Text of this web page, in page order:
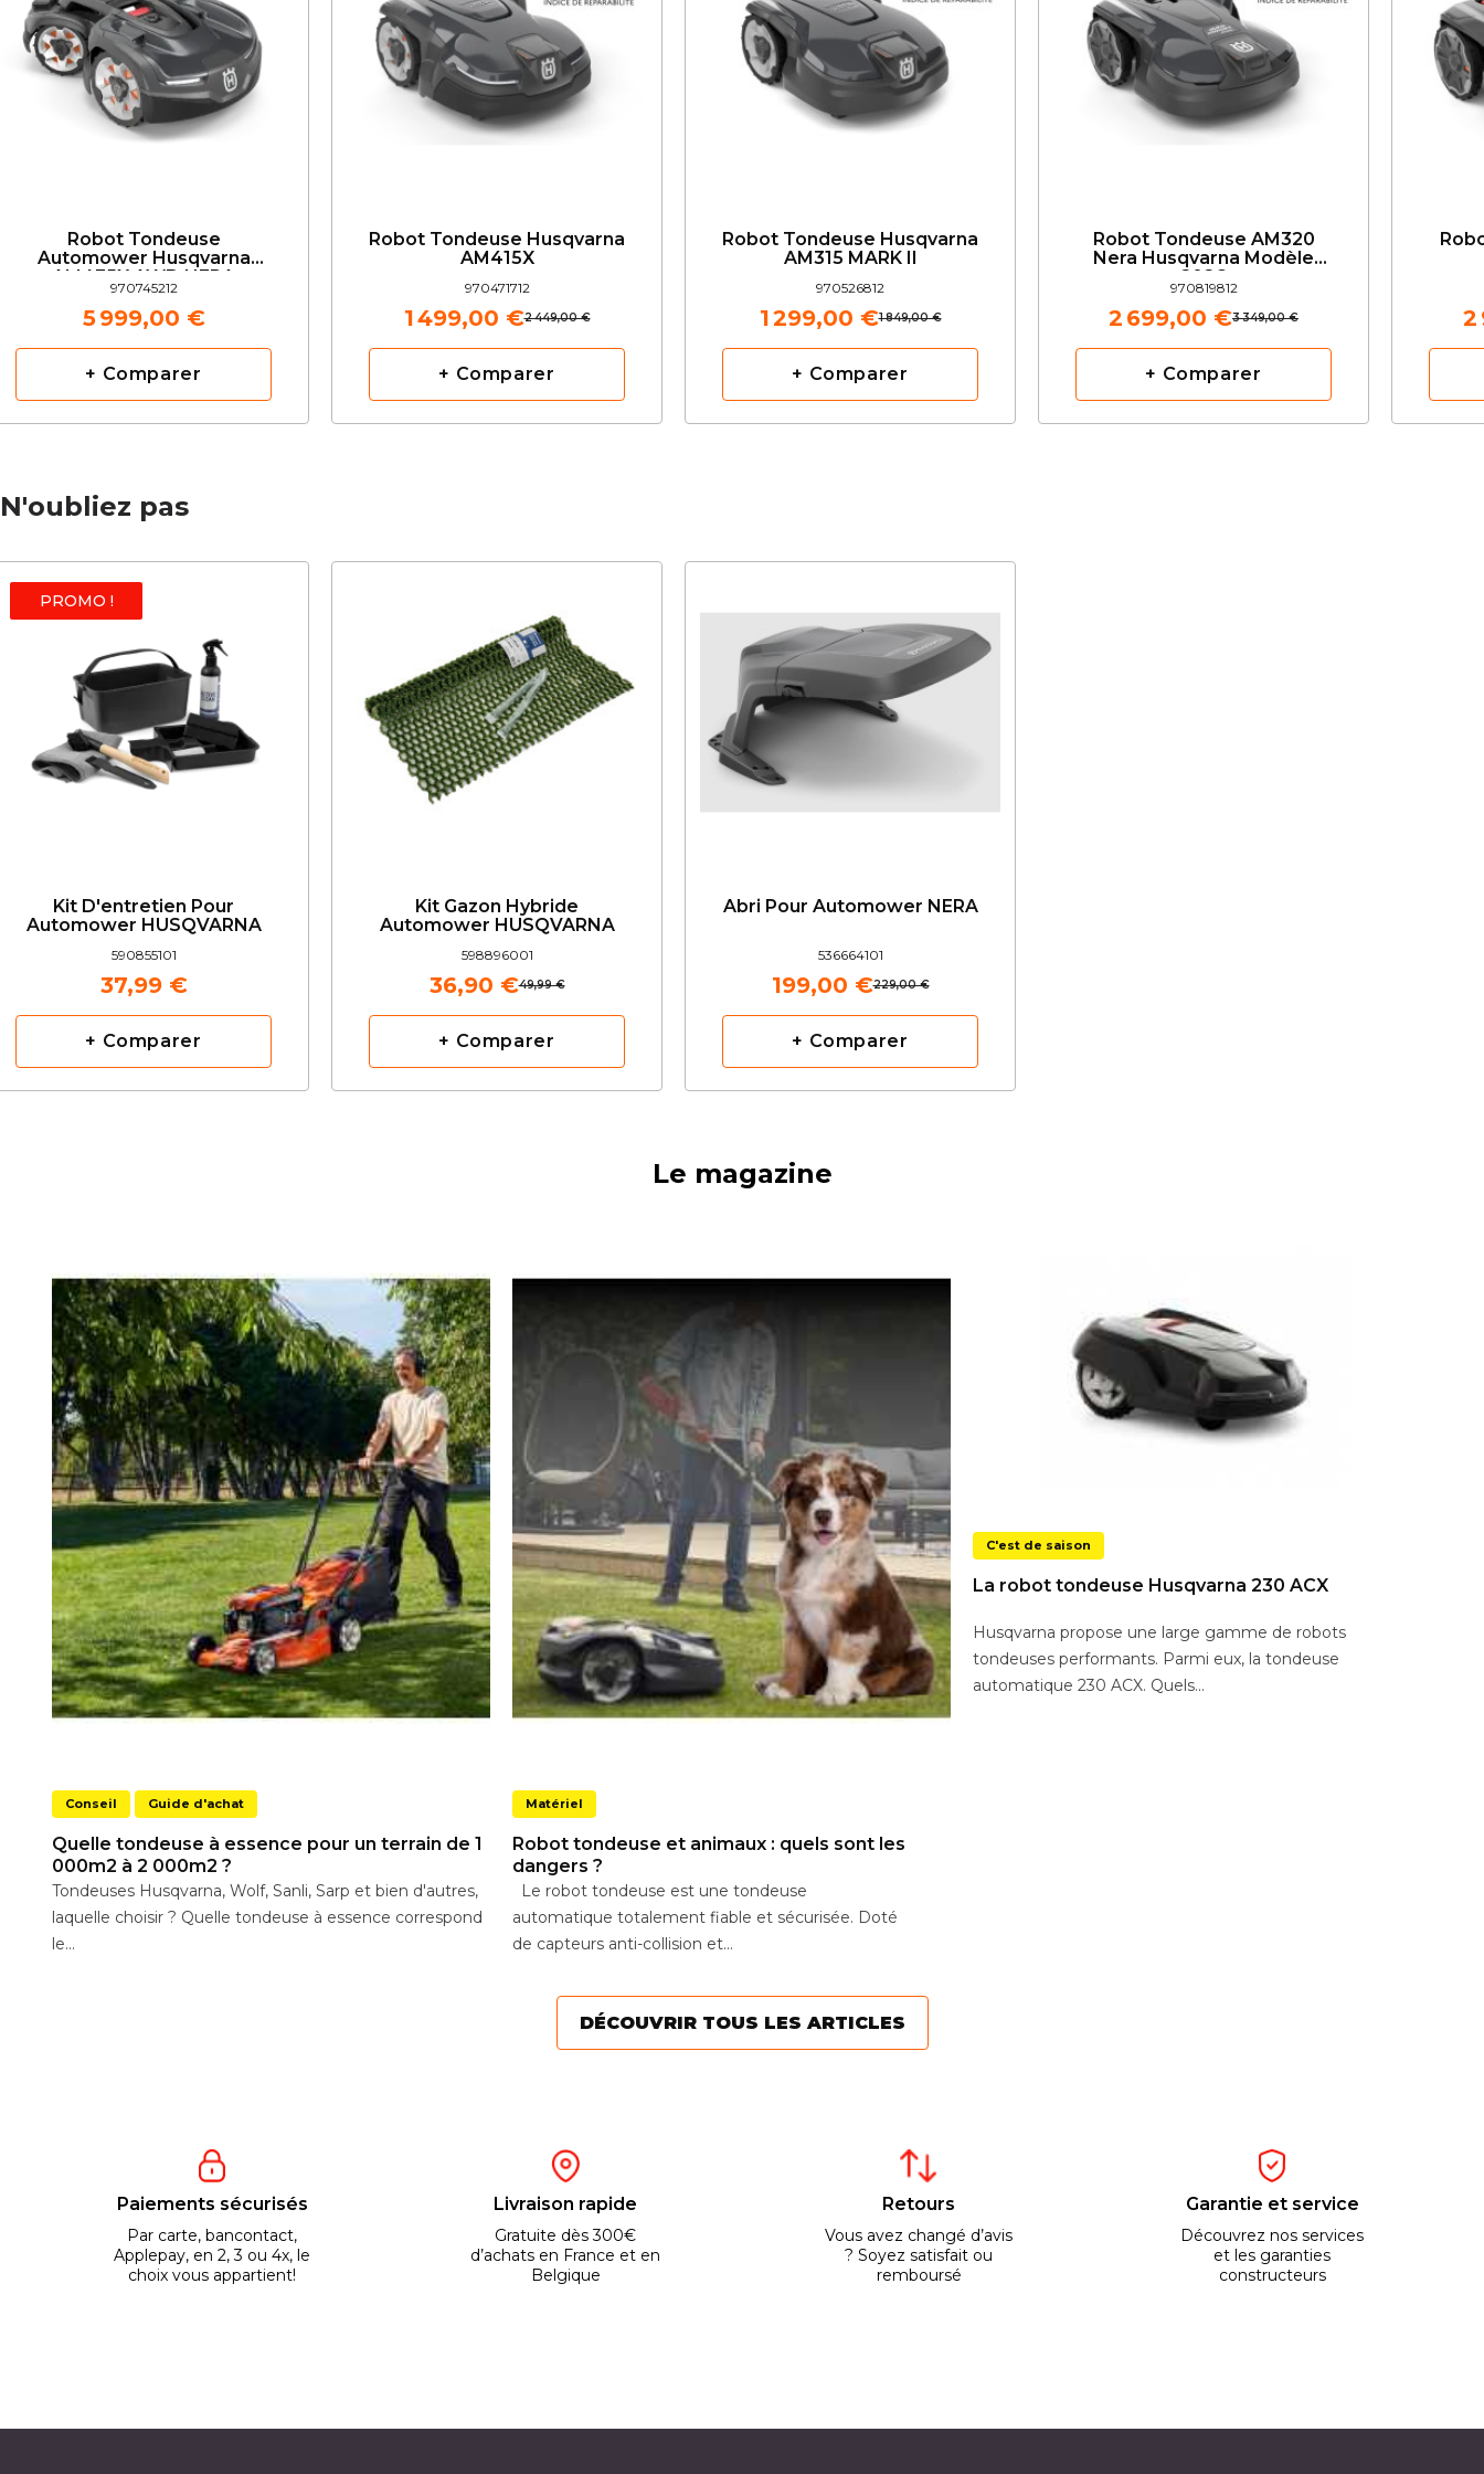
Robot Tondeuse
Automower Husqvarna
AM435X AWD NERA
970745212
5 999,00 €
+ Comparer
Robot Tondeuse Husqvarna
AM415X
970471712
2 449,00 €
1 499,00 €
+ Comparer
Robot Tondeuse Husqvarna
AM315 MARK II
970526812
1 849,00 €
1 299,00 €
+ Comparer
Robot Tondeuse AM320
Nera Husqvarna Modèle
2026
970819812
3 349,00 €
2 699,00 €
+ Comparer
2
N'oubliez pas
PROMO !
Kit D'entretien Pour
Automower HUSQVARNA
590855101
37,99 €
+ Comparer
Kit Gazon Hybride
Automower HUSQVARNA
598896001
49,99 €
36,90 €
+ Comparer
Abri Pour Automower NERA
536664101
229,00 €
199,00 €
+ Comparer
Le magazine
Conseil Guide d'achat
Quelle tondeuse à essence pour un terrain de 1
000m2 à 2 000m2 ?
Tondeuses Husqvarna, Wolf, Sanli, Sarp et bien d'autres,
laquelle choisir ? Quelle tondeuse à essence correspond
le...
Matériel
Robot tondeuse et animaux : quels sont les
dangers ?
Le robot tondeuse est une tondeuse
automatique totalement fiable et sécurisée. Doté
de capteurs anti-collision et...
C'est de saison
La robot tondeuse Husqvarna 230 ACX
Husqvarna propose une large gamme de robots
tondeuses performants. Parmi eux, la tondeuse
automatique 230 ACX. Quels...
DÉCOUVRIR TOUS LES ARTICLES
Paiements sécurisés
Par carte, bancontact,
Applepay, en 2, 3 ou 4x, le
choix vous appartient!
Livraison rapide
Gratuite dès 300€
d’achats en France et en
Belgique
Retours
Vous avez changé d’avis
? Soyez satisfait ou
remboursé
Garantie et service
Découvrez nos services
et les garanties
constructeurs